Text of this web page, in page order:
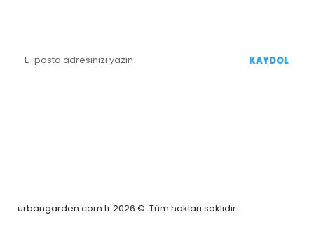
KAYDOL
urbangarden.com.tr 2026 ©. Tüm hakları saklıdır.